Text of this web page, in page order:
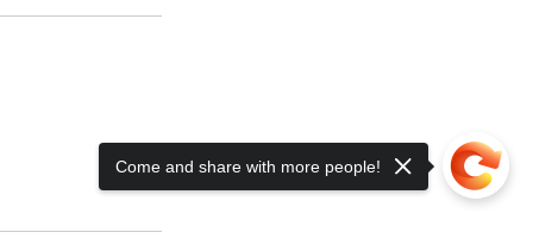
Come and share with more people!